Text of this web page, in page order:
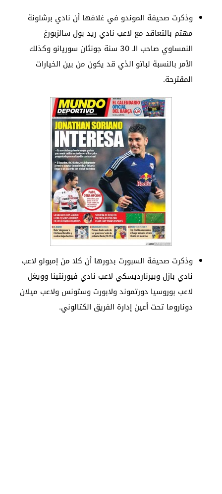
وذكرت صحيفة الموندو في غلافها أن نادي برشلونة
مهتم بالتعاقد مع لاعب نادي ريد بول سالزبورغ
النمساوي صاحب الـ 30 سنة جونثان سوريانو وكذلك
الأمر بالنسبة لباتو الذي قد يكون من بين الخيارات
المقترحة.
وذكرت صحيفة السبورت بدورها أن كلا من إمبولو لاعب
نادي بازل وبيرنارديسكي لاعب نادي فيورنتينا وويغل
لاعب بوروسيا دورتموند ولابورت وستونس ولاعب ميلان
دوناروما تحت أعين إدارة الفريق الكتالوني.